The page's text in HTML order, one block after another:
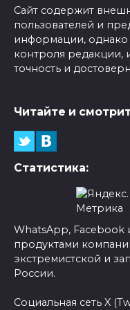
Сайт содержит
пользователей и
информации, однако
контроля редакции,
точность и
Читайте и
Статистика:
WhatsApp, Facebook
продуктами
экстремистской и
России.
Социальная сеть X